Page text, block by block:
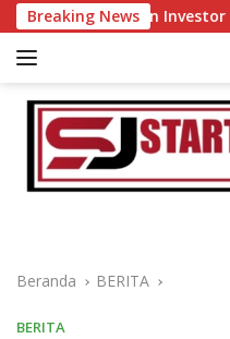
Langsung
ke
konten
Breaking News60 Anggota
Beranda BERITA
BERITA